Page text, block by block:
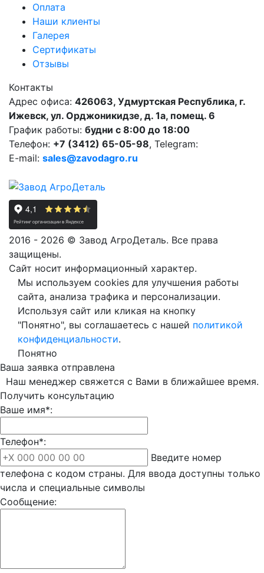
Оплата
Наши клиенты
Галерея
Сертификаты
Отзывы
Контакты
Адрес офиса: 426063, Удмуртская Республика, г.
Ижевск, ул. Орджоникидзе, д. 1а, помещ. 6
График работы: будни с 8:00 до 18:00
Телефон: +7 (3412) 65-05-98, Telegram:
E-mail: sales@zavodagro.ru
2016 - 2026 © Завод АгроДеталь. Все права
защищены.
Сайт носит информационный характер.
Мы используем cookies для улучшения работы
сайта, анализа трафика и персонализации.
Используя сайт или кликая на кнопку
"Понятно", вы соглашаетесь с нашей политикой
конфиденциальности.
Понятно
Ваша заявка отправлена
Наш менеджер свяжется с Вами в ближайшее время.
Получить консультацию
Ваше имя*:
Телефон*:
Введите номер
телефона с кодом страны. Для ввода доступны только
числа и специальные символы
Сообщение: